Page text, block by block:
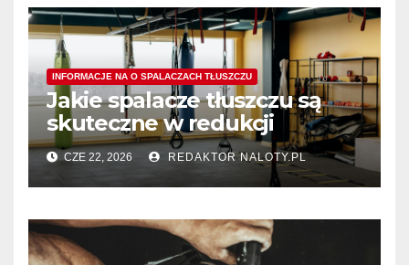
INFORMACJE NA O SPALACZACH TŁUSZCZU
Jakie spalacze tłuszczu są
skuteczne w redukcji
tłuszczu z okolic ud?
CZE 22, 2026 REDAKTOR NALOTY.PL